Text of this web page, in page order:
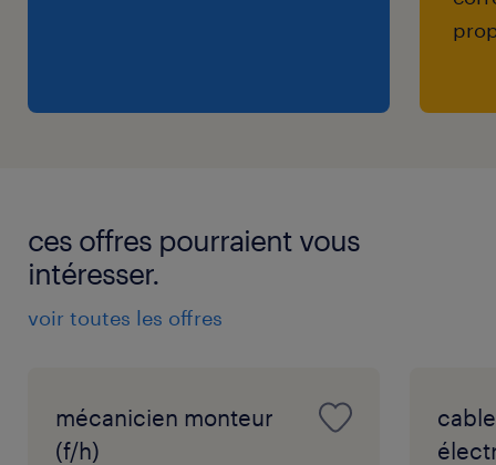
ces offres pourraient vous
intéresser.
voir toutes les offres
mécanicien monteur
(f/h)